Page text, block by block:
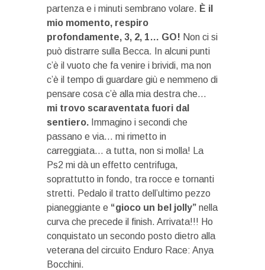
partenza e i minuti sembrano volare. È il
mio momento, respiro
profondamente, 3, 2, 1… GO! Non ci si
può distrarre sulla Becca. In alcuni punti
c’è il vuoto che fa venire i brividi, ma non
c’è il tempo di guardare giù e nemmeno di
pensare cosa c’è alla mia destra che…
mi trovo scaraventata fuori dal
sentiero. Immagino i secondi che
passano e via… mi rimetto in
carreggiata… a tutta, non si molla! La
Ps2 mi dà un effetto centrifuga,
soprattutto in fondo, tra rocce e tornanti
stretti. Pedalo il tratto dell’ultimo pezzo
pianeggiante e “gioco un bel jolly” nella
curva che precede il finish. Arrivata!!! Ho
conquistato un secondo posto dietro alla
veterana del circuito Enduro Race: Anya
Bocchini.